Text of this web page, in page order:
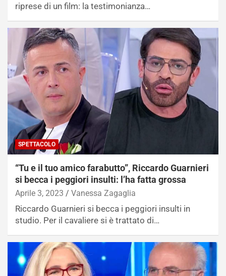
riprese di un film: la testimonianza…
SPETTACOLO
“Tu e il tuo amico farabutto”, Riccardo Guarnieri
si becca i peggiori insulti: l’ha fatta grossa
Aprile 3, 2023 Vanessa Zagaglia
Riccardo Guarnieri si becca i peggiori insulti in
studio. Per il cavaliere si è trattato di…